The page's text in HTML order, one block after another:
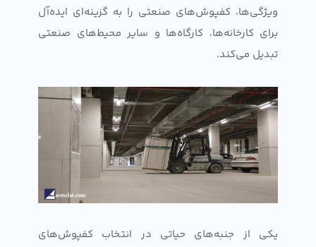
ویژگی‌ها، کفپوش‌های صنعتی را به گزینه‌ای ایده‌آل
برای کارخانه‌ها، کارگاه‌ها و سایر محیط‌های صنعتی
تبدیل می‌کند.
یکی از جنبه‌های حیاتی در انتخاب کفپوش‌های